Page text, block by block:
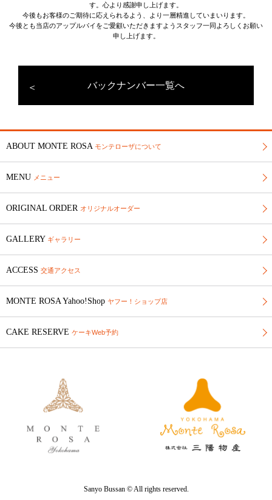
す。心より感謝申し上げます。
今後もお客様のご期待に応えられるよう、より一層精進していまいります。
今後とも当店のアップルパイをご愛顧いただきますようスタッフ一同よろしくお願い
申し上げます。
バックナンバー一覧へ
ABOUT MONTE ROSA モンテローザについて
MENU メニュー
ORIGINAL ORDER オリジナルオーダー
GALLERY ギャラリー
ACCESS 交通アクセス
MONTE ROSA Yahoo!Shop ヤフー！ショップ店
CAKE RESERVE ケーキWeb予約
Sanyo Bussan © All rights reserved.